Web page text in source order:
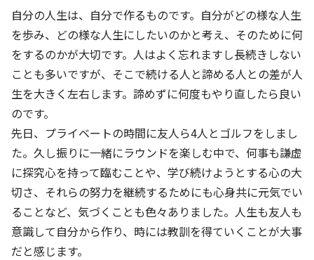
会社概要／組織図
Company’s Profile
沿革
社歌
本社所在地
京進グループが目指す姿
子会社および関係会社
フランチャイズ事業
ソーシャルメディア公式アカウント
語学学習
ライフキャリア
育児・暮らし
京進グループの事業所
お客さま満足度向上の取り組み
労働環境向上の取り組み
人材育成の取り組み
CSRレポート
社会貢献活動
ミャンマーへの支援活動
オリジナルバッグプロジェクト
清華・京進発展フォーラム
立木奨学金
株主・投資家向け情報
株主・株式関連情報
株主・投資家の皆さまへ
ビジョン／経営方針
連結業績・財務
IRライブラリー
IRカレンダー
ディスクロージャーポリシー
よくあるご質問
採用情報
京進リクルートInstagram
新卒採用情報
新卒採用デジタルパンフレット
中途採用
講師（アルバイト）募集
保育事業 採用
日本語教育事業 採用
お問い合わせ
利用規約
個人情報保護方針
特別警報発令時の授業について
Copyright © KYOSHIN Co., Ltd. All rights reserved.
自分の人生は、自分で作るものです。自分がどの様な人生
を歩み、どの様な人生にしたいのかと考え、そのために何
をするのかが大切です。人はよく忘れますし長続きしない
ことも多いですが、そこで続ける人と諦める人との差が人
生を大きく左右します。諦めずに何度もやり直したら良い
のです。
先日、プライベートの時間に友人ら4人とゴルフをしまし
た。久し振りに一緒にラウンドを楽しむ中で、何事も謙虚
に探究心を持って臨むことや、学び続けようとする心の大
切さ、それらの努力を継続するためにも心身共に元気でい
ることなど、気づくことも色々ありました。人生も友人も
意識して自分から作り、時には教訓を得ていくことが大事
だと感じます。